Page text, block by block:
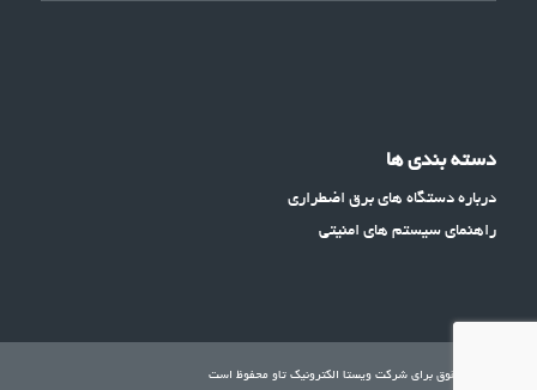
دسته بندی ها
درباره دستگاه های برق اضطراری
راهنمای سیستم های امنیتی
تمامی حقوق برای شرکت ویستا الکترونیک تاو محفوظ است